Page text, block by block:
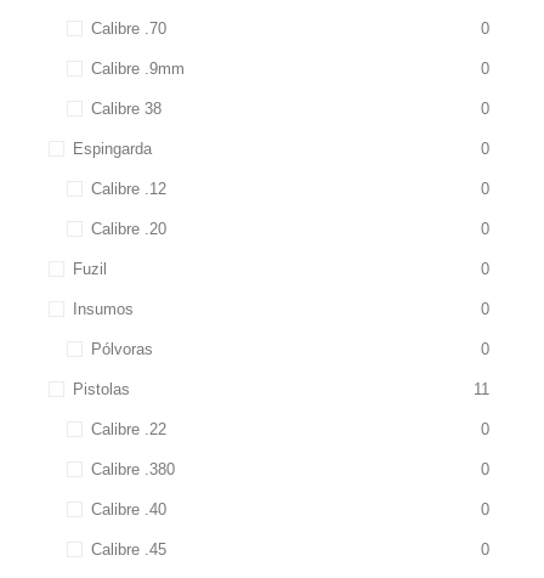
Calibre .70 0
Calibre .9mm 0
Calibre 38 0
Espingarda 0
Calibre .12 0
Calibre .20 0
Fuzil 0
Insumos 0
Pólvoras 0
Pistolas 11
Calibre .22 0
Calibre .380 0
Calibre .40 0
Calibre .45 0